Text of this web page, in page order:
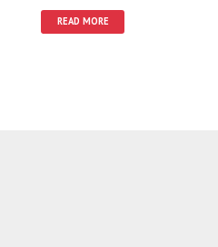
READ MORE